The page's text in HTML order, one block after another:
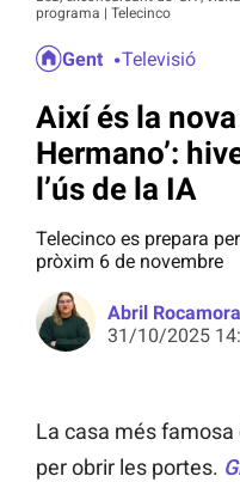
programa | Telecinco
Gent Televisió
Així és la nova
Hermano’:
l’ús de la IA
Telecinco es prepara
pròxim 6 de novembre
Abril Rocamora
31/10/2025
La casa més famosa
per obrir les portes.